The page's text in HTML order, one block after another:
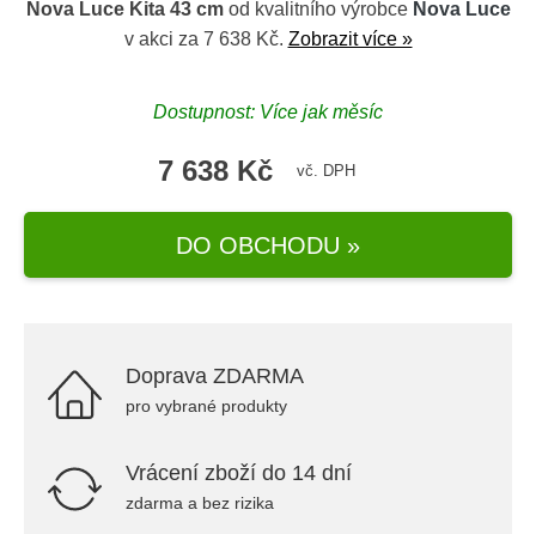
Nova Luce Kita 43 cmod kvalitního výrobce Nova Luce
v akci za 7 638 Kč. Zobrazit více »
Dostupnost: Více jak měsíc
7 638 Kč vč. DPH
DO OBCHODU »
Doprava ZDARMA
pro vybrané produkty
Vrácení zboží do 14 dní
zdarma a bez rizika